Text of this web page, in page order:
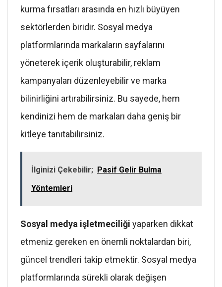
kurma fırsatları arasında en hızlı büyüyen
sektörlerden biridir. Sosyal medya
platformlarında markaların sayfalarını
yöneterek içerik oluşturabilir, reklam
kampanyaları düzenleyebilir ve marka
bilinirliğini artırabilirsiniz. Bu sayede, hem
kendinizi hem de markaları daha geniş bir
kitleye tanıtabilirsiniz.
İlginizi Çekebilir; Pasif Gelir Bulma
Yöntemleri
Sosyal medya işletmeciliği yaparken dikkat
etmeniz gereken en önemli noktalardan biri,
güncel trendleri takip etmektir. Sosyal medya
platformlarında sürekli olarak değişen